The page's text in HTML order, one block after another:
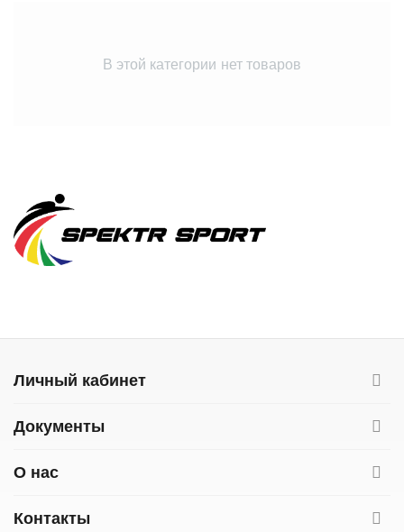
В этой категории нет товаров
Личный кабинет
Документы
О нас
Контакты